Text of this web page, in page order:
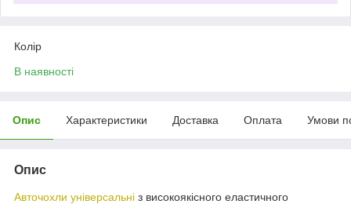
Колір
В наявності
Опис Характеристики Доставка Оплата Умови
Опис
Авточохли універсальні з високоякісного еластичного